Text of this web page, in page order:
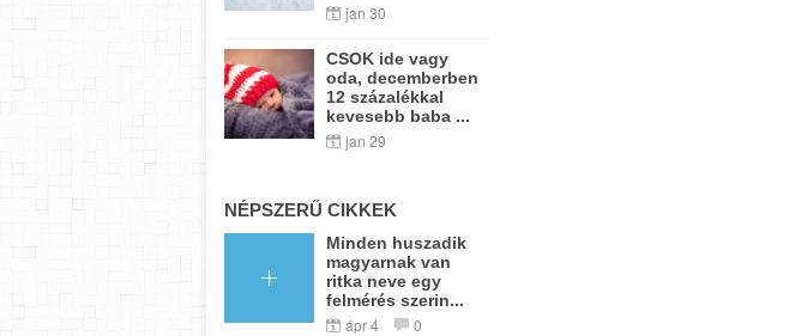
jan 30
CSOK ide vagy
oda, decemberben
12 százalékkal
kevesebb baba ...
jan 29
NÉPSZERŰ CIKKEK
Minden huszadik
magyarnak van
ritka neve egy
felmérés szerin...
ápr 4 0